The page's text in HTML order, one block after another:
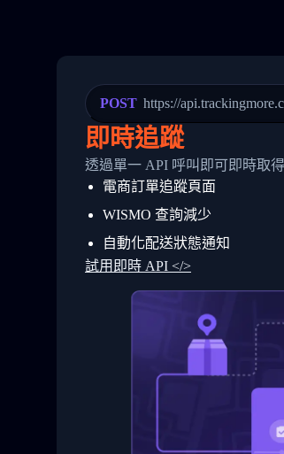
24
25
26
27
28
29
31
32
33
34
"Details":
          },
          {
"Date":
"Details":
          }
        ]
      }
    ]
  }
}
POST https://
即時追蹤
透過單一 API 呼叫即可即時取
電商訂單追蹤頁面
WISMO 查詢減少
自動化配送狀態通知
試用即時 API </>